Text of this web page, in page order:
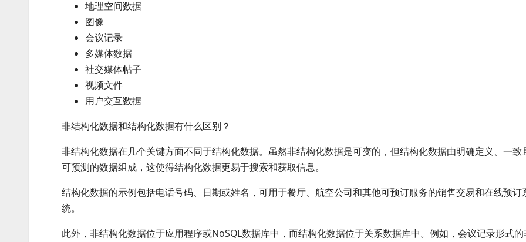
地理空间数据
图像
会议记录
多媒体数据
社交媒体帖子
视频文件
用户交互数据
非结构化数据和结构化数据有什么区别？
非结构化数据在几个关键方面不同于结构化数据。虽然非结构化数据是可变的，但结构化数据由明确定义、一致
可预测的数据组成，这使得结构化数据更易于搜索和获取信息。
结构化数据的示例包括电话号码、日期或姓名，可用于餐厅、航空公司和其他可预订服务的销售交易和在线预订
统。
此外，非结构化数据位于应用程序或NoSQL数据库中，而结构化数据位于关系数据库中。例如，会议记录形式的